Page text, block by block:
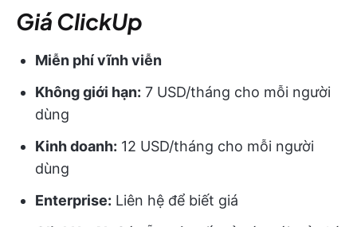
Giá ClickUp
Miễn phí vĩnh viễn
Không giới hạn: 7 USD/tháng cho mỗi người
dùng
Kinh doanh: 12 USD/tháng cho mỗi người
dùng
Enterprise: Liên hệ để biết giá